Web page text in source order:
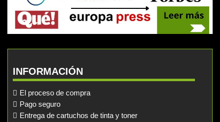
INFORMACIÓN
El proceso de compra
Pago seguro
Entrega de cartuchos de tinta y toner